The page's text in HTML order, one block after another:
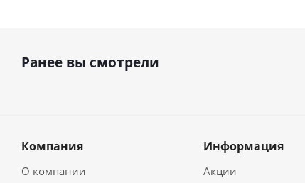
Ранее вы смотрели
Компания
О компании
Информация
Акции